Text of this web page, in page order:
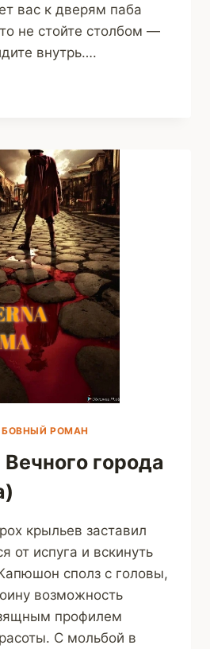
вас к дверям паба
не стойте столбом —
внутрь….
РОМАН
города
крыльев заставил
от испуга и вскинуть
сполз с головы,
возможность
профилем
С мольбой в